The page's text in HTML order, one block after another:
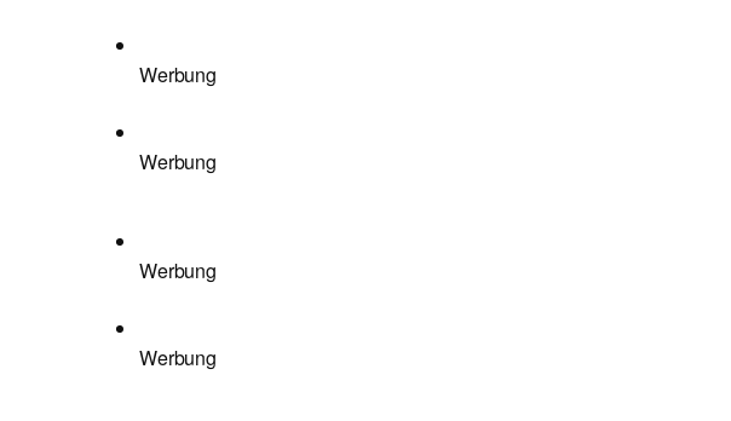
Werbung
Werbung
Werbung
Werbung